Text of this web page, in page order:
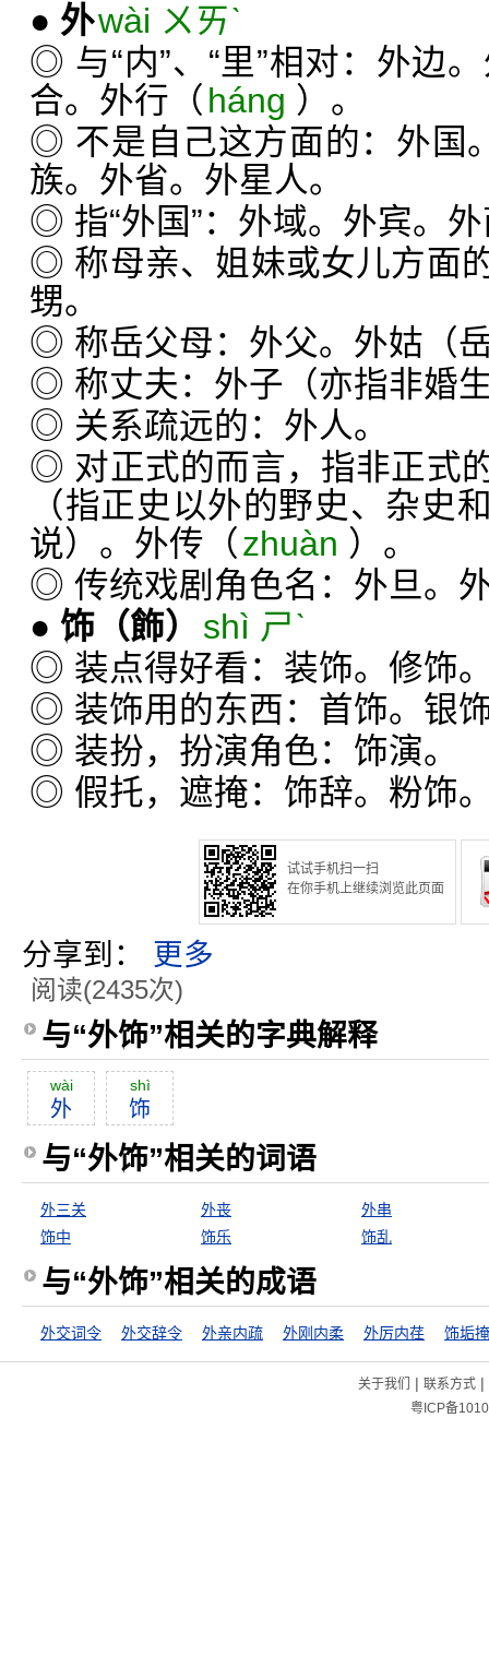
● 外wài ㄨㄞˋ
◎ 与“内”、“里”相对：外边
合。外行（ háng ）。
◎ 不是自己这方面的：外国
族。外省。外星人。
◎ 指“外国”：外域。外宾。
◎ 称母亲、姐妹或女儿方面
甥。
◎ 称岳父母：外父。外姑（
◎ 称丈夫：外子（亦指非婚
◎ 关系疏远的：外人。
◎ 对正式的而言，指非正式
（指正史以外的野史、杂史
说）。外传（zhuàn ）。
◎ 传统戏剧角色名：外旦。
● 饰 （飾）
shì ㄕˋ
◎ 装点得好看：装饰。修饰
◎ 装饰用的东西：首饰。银
◎ 装扮，扮演角色：饰演。
◎ 假托，遮掩：饰辞。粉饰
试试手机扫一扫
在你手机上继续浏览此页面
分享到： 更多
阅读(2435次)
与“外饰”相关的字典解释
wài
外
shì
饰
与“外饰”相关的词语
外三关 外丧
外串
饰中
饰乐 饰乱
与“外饰”相关的成语
外交词令 外交辞令 外亲内疏 外刚内柔 外厉内荏 饰垢
关于我们 | 联系方式|
粤ICP备